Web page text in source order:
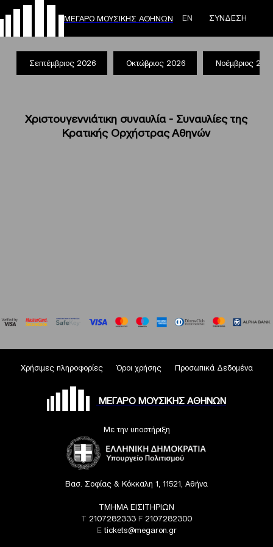
ΜΕΓΑΡΟ ΜΟΥΣΙΚΗΣ ΑΘΗΝΩΝ ΕΝ ΣΥΝΔΕΣΗ
Σεπτέμβριος 2026 Οκτώβριος 2026 Νοέμβριος
Χριστουγεννιάτικη συναυλία - Συναυλίες της
Κρατικής Ορχήστρας Αθηνών
Χρήσιμες πληροφορίες Όροι χρήσης Προσωπικά Δεδομένα
ΜΕΓΑΡΟ ΜΟΥΣΙΚΗΣ ΑΘΗΝΩΝ
Με την υποστήριξη
Βασ. Σοφίας & Κόκκαλη 1, 11521, Αθήνα
ΤΜΗΜΑ ΕΙΣΙΤΗΡΙΩΝ
T 2107282333 F 2107282300
Etickets@megaron.gr